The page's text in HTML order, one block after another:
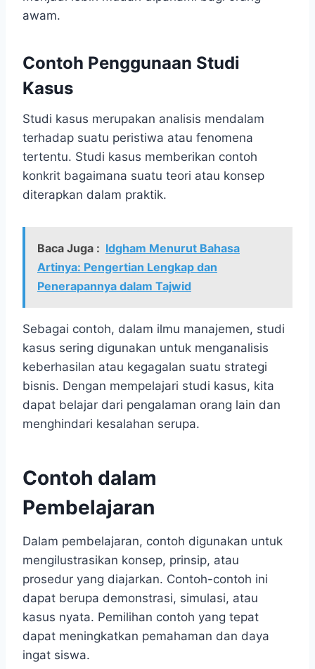
awam.
Contoh Penggunaan Studi
Kasus
Studi kasus merupakan analisis mendalam
terhadap suatu peristiwa atau fenomena
tertentu. Studi kasus memberikan contoh
konkrit bagaimana suatu teori atau konsep
diterapkan dalam praktik.
Baca Juga : Idgham Menurut Bahasa
Artinya: Pengertian Lengkap dan
Penerapannya dalam Tajwid
Sebagai contoh, dalam ilmu manajemen, studi
kasus sering digunakan untuk menganalisis
keberhasilan atau kegagalan suatu strategi
bisnis. Dengan mempelajari studi kasus, kita
dapat belajar dari pengalaman orang lain dan
menghindari kesalahan serupa.
Contoh dalam
Pembelajaran
Dalam pembelajaran, contoh digunakan untuk
mengilustrasikan konsep, prinsip, atau
prosedur yang diajarkan. Contoh-contoh ini
dapat berupa demonstrasi, simulasi, atau
kasus nyata. Pemilihan contoh yang tepat
dapat meningkatkan pemahaman dan daya
ingat siswa.